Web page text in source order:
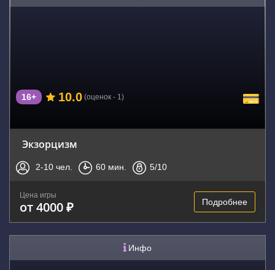
16+ 10.0 (оценок - 1)
Экзорцизм
2-10 чел. 60 мин. 5/10
Цена игры
от 4000 ₽ Подробнее
Инфо